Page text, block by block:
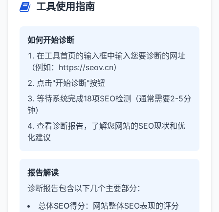
工具使用指南
如何开始诊断
在工具首页的输入框中输入您要诊断的网址
（例如：https://seov.cn）
点击"开始诊断"按钮
等待系统完成18项SEO检测（通常需要2-5分
钟）
查看诊断报告，了解您网站的SEO现状和优
化建议
报告解读
诊断报告包含以下几个主要部分：
总体SEO得分 ：网站整体SEO表现的评分